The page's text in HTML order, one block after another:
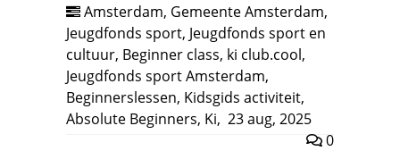
Amsterdam, Gemeente Amsterdam,
Jeugdfonds sport, Jeugdfonds sport en
cultuur, Beginner class, ki club.cool,
Jeugdfonds sport Amsterdam,
Beginnerslessen, Kidsgids activiteit,
Absolute Beginners, Ki, 23 aug, 2025
0